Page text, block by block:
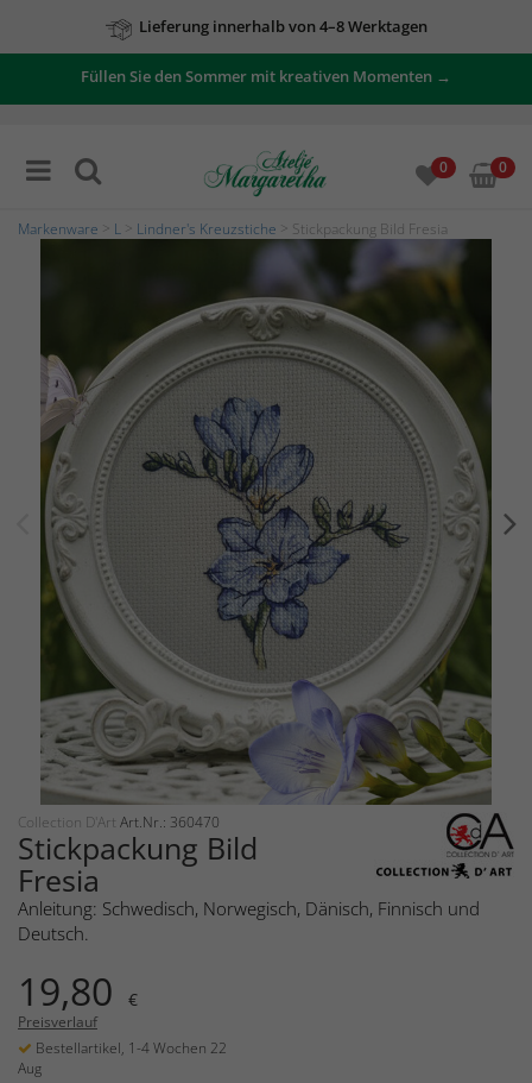
Lieferung innerhalb von 4–8 Werktagen
Füllen Sie den Sommer mit kreativen Momenten →
0 0
Markenware L Lindner's Kreuzstiche > Stickpackung Bild Fresia
Collection D'Art Art.Nr.: 360470
Stickpackung Bild
Fresia
Anleitung: Schwedisch, Norwegisch, Dänisch, Finnisch und
Deutsch.
19,80 €
Preisverlauf
Bestellartikel, 1-4 Wochen 22
Aug